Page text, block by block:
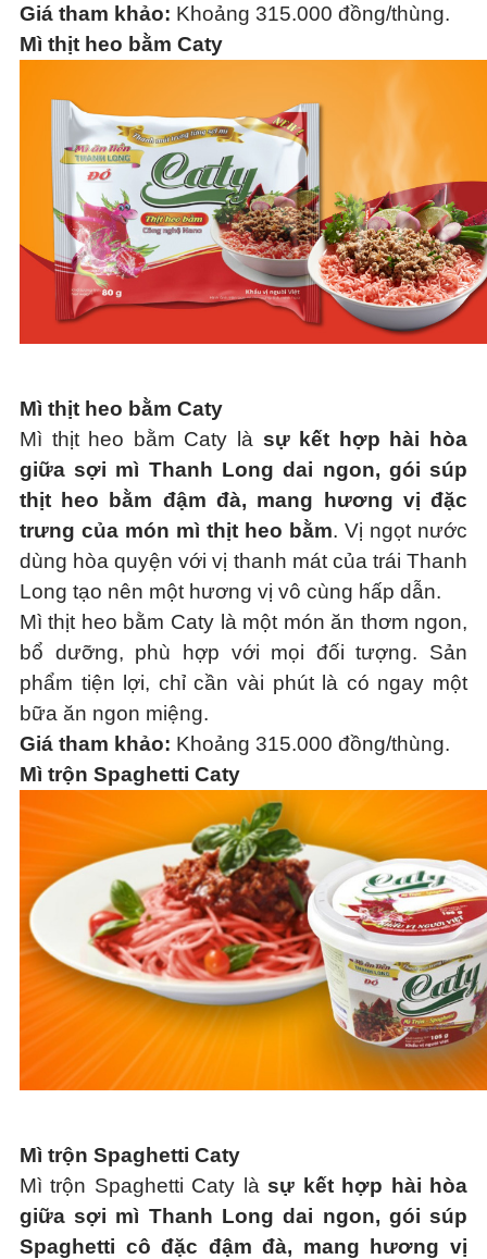
Giá tham khảo: Khoảng 315.000 đồng/thùng.
Mì thịt heo bằm Caty
Mì thịt heo bằm Caty
Mì thịt heo bằm Caty là sự kết hợp hài hòa
giữa sợi mì Thanh Long dai ngon, gói súp
thịt heo bằm đậm đà, mang hương vị đặc
trưng của món mì thịt heo bằm. Vị ngọt nước
dùng hòa quyện với vị thanh mát của trái Thanh
Long tạo nên một hương vị vô cùng hấp dẫn.
Mì thịt heo bằm Caty là một món ăn thơm ngon,
bổ dưỡng, phù hợp với mọi đối tượng. Sản
phẩm tiện lợi, chỉ cần vài phút là có ngay một
bữa ăn ngon miệng.
Giá tham khảo: Khoảng 315.000 đồng/thùng.
Mì trộn Spaghetti Caty
Mì trộn Spaghetti Caty
Mì trộn Spaghetti Caty làsự kết hợp hài hòa
giữa sợi mì Thanh Long dai ngon, gói súp
Spaghetti cô đặc đậm đà, mang hương vị